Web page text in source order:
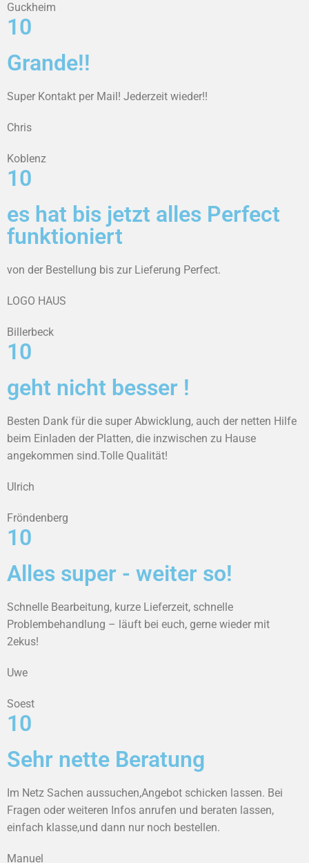
Guckheim
10
Grande!!
Super Kontakt per Mail! Jederzeit wieder!!
Chris
Koblenz
10
es hat bis jetzt alles Perfect
funktioniert
von der Bestellung bis zur Lieferung Perfect.
LOGO HAUS
Billerbeck
10
geht nicht besser !
Besten Dank für die super Abwicklung, auch der netten Hilfe
beim Einladen der Platten, die inzwischen zu Hause
angekommen sind.Tolle Qualität!
Ulrich
Fröndenberg
10
Alles super - weiter so!
Schnelle Bearbeitung, kurze Lieferzeit, schnelle
Problembehandlung – läuft bei euch, gerne wieder mit
2ekus!
Uwe
Soest
10
Sehr nette Beratung
Im Netz Sachen aussuchen,Angebot schicken lassen. Bei
Fragen oder weiteren Infos anrufen und beraten lassen,
einfach klasse,und dann nur noch bestellen.
Manuel